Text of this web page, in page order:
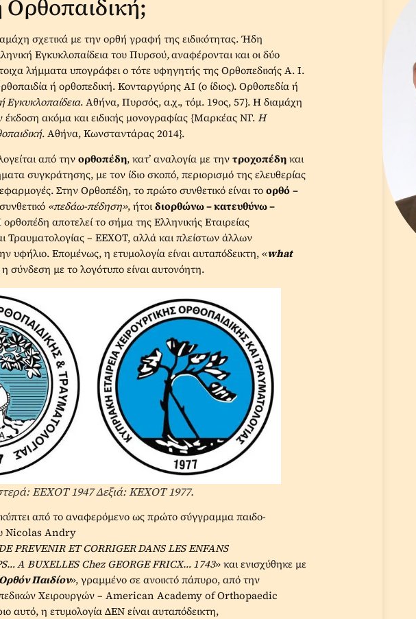
σχετικά με την ορθή γραφή της ειδικότητας. Ήδη
Εγκυκλοπαίδεια του Πυρσού,αναφέρονται και οι δύο
λήμματα υπογράφει ο τότε υφηγητής της Ορθοπεδικής Α. Ι.
ή ορθοπεδική. Κονταργύρης ΑΙ (ο ίδιος). Ορθοπεδία ή
Εγκυκλοπαίδεια. Αθήνα, Πυρσός, α.χ., τόμ. 19ος, 57}. Η διαμάχη
έκδοση ακόμα και ειδικής μονογραφίας {Μαρκέας ΝΓ. Η
. Αθήνα, Κωνσταντάρας 2014}.
από την ορθοπέδη, κατ’ αναλογία με την τροχοπέδηκαι
συγκράτησης, με τον ίδιο σκοπό, περιορισμό της ελευθερίας
Στην Ορθοπέδη, το πρώτο συνθετικό είναι το ορθό –
«πεδάω-πέδηση», ήτοιδιορθώνω – κατευθύνω –
αποτελεί το σήμα της Ελληνικής Εταιρείας
Τραυματολογίας – ΕΕΧΟΤ, αλλά και πλείστων άλλων
υφήλιο. Επομένως, η ετυμολογία είναι αυταπόδεικτη, «what
η σύνδεση με το λογότυπο είναι αυτονόητη.
ΕΕΧΟΤ 1947 Δεξιά: ΚΕΧΟΤ 1977.
από το αναφερόμενο ως πρώτο σύγγραμμα παιδο-
Nicolas Andry
PREVENIR ET CORRIGER DANS LES ENFANS
A BUXELLES Chez GEORGE FRICX… 1743» και ενισχύθηκε με
Παιδίον», γραμμένο σε ανοικτό πάπυρο, από την
Χειρουργών – American Academy of Orthopaedic
αυτό, η ετυμολογία ΔΕΝ είναι αυταπόδεικτη,